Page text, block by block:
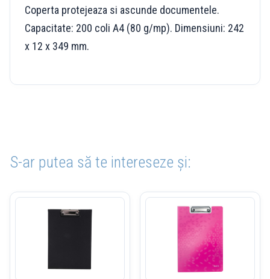
Coperta protejeaza si ascunde documentele.
Capacitate: 200 coli A4 (80 g/mp). Dimensiuni: 242
x 12 x 349 mm.
S-ar putea să te intereseze și: